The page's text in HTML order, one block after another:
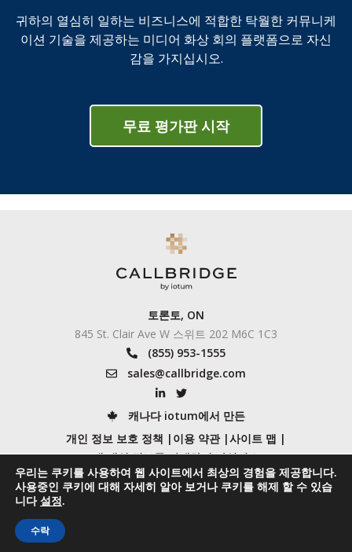
귀하의 열심히 일하는 비즈니스에 적합한 탁월한 커뮤니케
이션 기술을 제공하는 미디어 화상 회의 플랫폼으로 자신
감을 가지십시오.
무료 평가판 시작
토론토, ON
845 St. Clair Ave W 스위트 202 M6C 1C3
(855) 953-1555
sales@callbridge.com
캐나다 iotum에서 만든
개인 정보 보호 정책 | 이용 약관 |사이트 맵 |
내 개인 정보를 판매하지 마십시오
iotum의 개인 정보 보호 및 보안
저작권 © 2026 Callbridge by iotum
우리는 쿠키를 사용하여 웹 사이트에서 최상의 경험을 제공합니다.
사용중인 쿠키에 대해 자세히 알아 보거나 쿠키를 해제 할 수 있습
니다설정.
수락